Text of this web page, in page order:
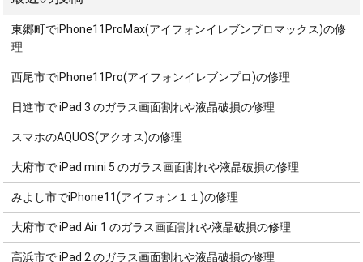
東郷町でiPhone11ProMax(アイフォンイレブンプロマックス)の修
理
西尾市でiPhone11Pro(アイフォンイレブンプロ)の修理
日進市で iPad 3 のガラス画面割れや液晶破損の修理
スマホのAQUOS(アクオス)の修理
大府市で iPad mini 5 のガラス画面割れや液晶破損の修理
みよし市でiPhone11(アイフォン１１)の修理
大府市で iPad Air 1 のガラス画面割れや液晶破損の修理
高浜市で iPad 2 のガラス画面割れや液晶破損の修理